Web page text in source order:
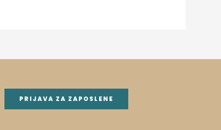
PRIJAVA ZA ZAPOSLENE